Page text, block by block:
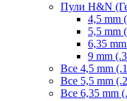
Пули H&N
4,5 mm
5,5 mm
6,35
9 mm
Все 4,5 mm
Все 5,5 mm
Все 6,35 mm